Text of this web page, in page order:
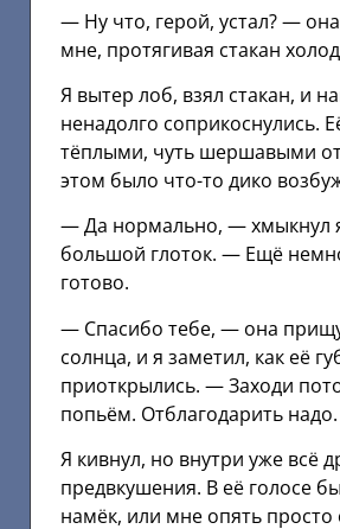
— Ну что, герой, устал? —
мне, протягивая стакан
Я вытер лоб, взял стакан, и
ненадолго соприкоснулись.
тёплыми, чуть шершавыми
этом было что-то дико
— Да нормально, — хмыкнул
большой глоток. — Ещё
готово.
— Спасибо тебе, — она
солнца, и я заметил, как её
приоткрылись. — Заходи
попьём. Отблагодарить надо.
Я кивнул, но внутри уже всё
предвкушения. В её голосе
намёк, или мне опять просто